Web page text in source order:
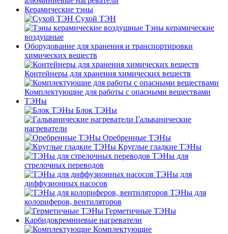
Керамические тэны
Сухой ТЭН
Тэны керамические
воздушные
Оборудование для хранения и транспортировки
химических веществ
Контейнеры для хранения химических веществ
Комплектующие для работы с опасными веществами
ТЭНы
Блок ТЭНы
Гальванические
нагреватели
Оребренные ТЭНы
Круглые гладкие ТЭНы
ТЭНы для
стрелочных переводов
ТЭНы для
диффузионных насосов
ТЭНы для
колориферов, вентиляторов
Герметичные ТЭНы
Карбидокремниевые нагреватели
Комплектующие